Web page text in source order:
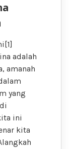
adalah
amanah
yang
ini
kita